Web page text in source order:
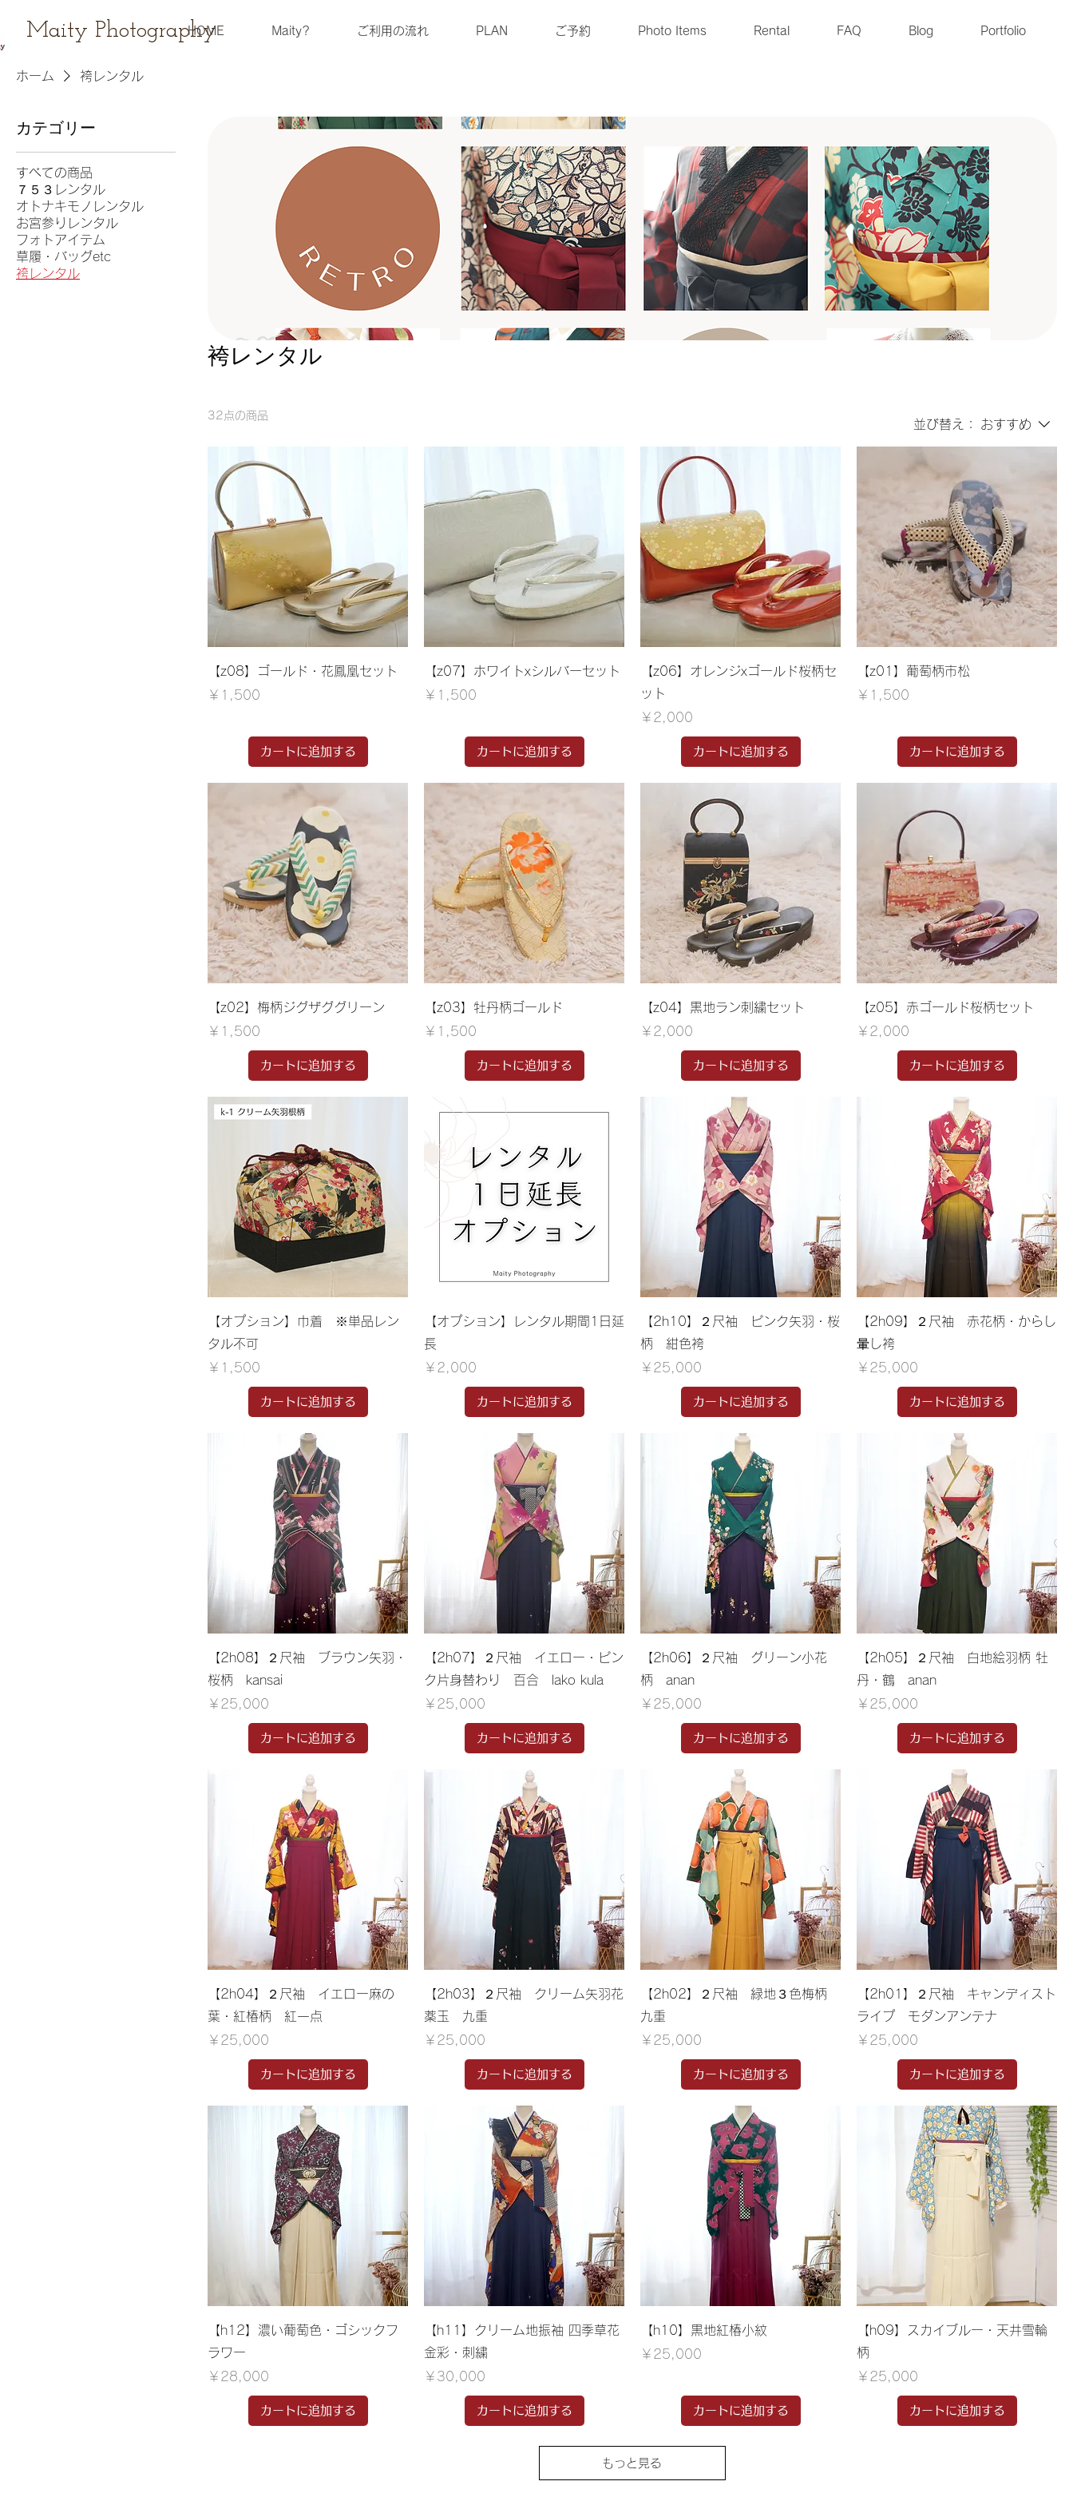
HOME Maity? ご利用の流れ PLAN ご予約 Photo Items Rental FAQ Blog Portfolio
Maity Photography
ホーム 袴レンタル
カテゴリー
すべての商品
７５３レンタル
オトナキモノレンタル
お宮参りレンタル
フォトアイテム
草履・バッグetc
袴レンタル
袴レンタル
32点の商品
並び替え： おすすめ
【z08】ゴールド・花鳳凰セット
価格
￥1,500
カートに追加する
【z07】ホワイトxシルバーセット
価格
￥1,500
カートに追加する
【z06】オレンジxゴールド桜柄セ
ット
価格
￥2,000
カートに追加する
【z01】葡萄柄市松
価格
￥1,500
カートに追加する
【z02】梅柄ジグザググリーン
価格
￥1,500
カートに追加する
【z03】牡丹柄ゴールド
価格
￥1,500
カートに追加する
【z04】黒地ラン刺繍セット
価格
￥2,000
カートに追加する
【z05】赤ゴールド桜柄セット
価格
￥2,000
カートに追加する
【オプション】巾着 ※単品レン
タル不可
価格
￥1,500
カートに追加する
【オプション】レンタル期間1日延
長
価格
￥2,000
カートに追加する
【2h10】２尺袖 ピンク矢羽・桜
柄 紺色袴
価格
￥25,000
カートに追加する
【2h09】２尺袖 赤花柄・からし
暈し袴
価格
￥25,000
カートに追加する
【2h08】２尺袖 ブラウン矢羽・
桜柄 kansai
価格
￥25,000
カートに追加する
【2h07】２尺袖 イエロー・ピン
ク片身替わり 百合 lako kula
価格
￥25,000
カートに追加する
【2h06】２尺袖 グリーン小花
柄 anan
価格
￥25,000
カートに追加する
【2h05】２尺袖 白地絵羽柄 牡
丹・鶴 anan
価格
￥25,000
カートに追加する
【2h04】２尺袖 イエロー麻の
葉・紅椿柄 紅一点
価格
￥25,000
カートに追加する
【2h03】２尺袖 クリーム矢羽花
薬玉 九重
価格
￥25,000
カートに追加する
【2h02】２尺袖 緑地３色梅柄
九重
価格
￥25,000
カートに追加する
【2h01】２尺袖 キャンディスト
ライプ モダンアンテナ
価格
￥25,000
カートに追加する
【h12】濃い葡萄色・ゴシックフ
ラワー
価格
￥28,000
カートに追加する
【h11】クリーム地振袖 ​四季草花
金彩・刺繍
価格
￥30,000
カートに追加する
【h10】黒地紅椿小紋
価格
￥25,000
カートに追加する
【h09】スカイブルー・天井雪輪
柄
価格
￥25,000
カートに追加する
もっと見る